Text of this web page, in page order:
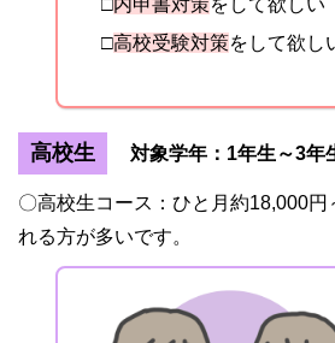
□内申書対策をして欲しい
□高校受験対策をして欲し
高校生 対象学年：1年生～3年
〇高校生コース：ひと月約18,000円
れる方が多いです。